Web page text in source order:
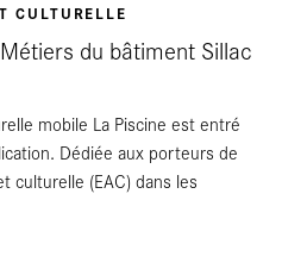
CULTURELLE
du bâtiment Sillac
mobile La Piscine est entré
Dédiée aux porteurs de
culturelle (EAC) dans les